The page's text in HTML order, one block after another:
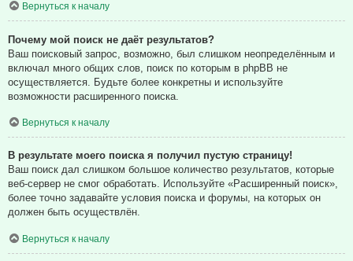
Вернуться к началу
Почему мой поиск не даёт результатов?
Ваш поисковый запрос, возможно, был слишком неопределённым и
включал много общих слов, поиск по которым в phpBB не
осуществляется. Будьте более конкретны и используйте
возможности расширенного поиска.
Вернуться к началу
В результате моего поиска я получил пустую страницу!
Ваш поиск дал слишком большое количество результатов, которые
веб-сервер не смог обработать. Используйте «Расширенный поиск»,
более точно задавайте условия поиска и форумы, на которых он
должен быть осуществлён.
Вернуться к началу